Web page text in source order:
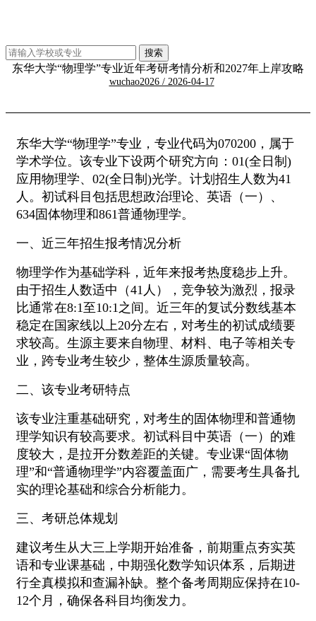
东华大学“物理学”专业近年考研考情分析和2027年上岸攻略
wuchao2026 / 2026-04-17
东华大学“物理学”专业，专业代码为070200，属于
学术学位。该专业下设两个研究方向：01(全日制)
应用物理学、02(全日制)光学。计划招生人数为41
人。初试科目包括思想政治理论、英语（一）、
634固体物理和861普通物理学。
一、近三年招生报考情况分析
物理学作为基础学科，近年来报考热度稳步上升。
由于招生人数适中（41人），竞争较为激烈，报录
比通常在8:1至10:1之间。近三年的复试分数线基本
稳定在国家线以上20分左右，对考生的初试成绩要
求较高。生源主要来自物理、材料、电子等相关专
业，跨专业考生较少，整体生源质量较高。
二、该专业考研特点
该专业注重基础研究，对考生的固体物理和普通物
理学知识有较高要求。初试科目中英语（一）的难
度较大，是拉开分数差距的关键。专业课“固体物
理”和“普通物理学”内容覆盖面广，需要考生具备扎
实的理论基础和综合分析能力。
三、考研总体规划
建议考生从大三上学期开始准备，前期重点夯实英
语和专业课基础，中期强化数学知识体系，后期进
行全真模拟和查漏补缺。整个备考周期应保持在10-
12个月，确保各科目均衡发力。